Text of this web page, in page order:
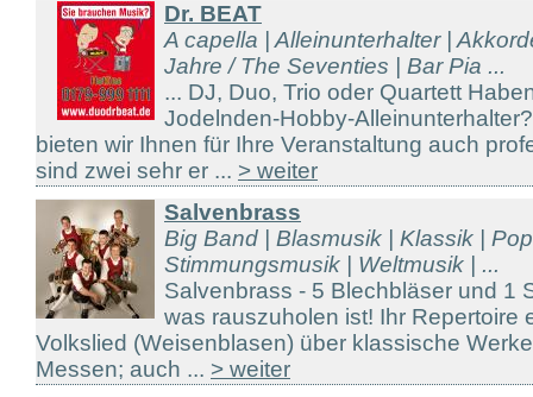
Dr. BEAT
A capella | Alleinunterhalter |
Jahre / The Seventies | Bar Pia ...
... DJ, Duo, Trio oder Quartett
Jodelnden-Hobby-
bieten wir Ihnen für Ihre Veranstaltung auch
sind zwei sehr er ... > weiter
Salvenbrass
Big Band | Blasmusik | Klassik |
Stimmungsmusik | Weltmusik | ...
Salvenbrass - 5 Blechbläser und 1
was rauszuholen ist! Ihr Repertoire
Volkslied (Weisenblasen) über klassische
Messen; auch ... > weiter